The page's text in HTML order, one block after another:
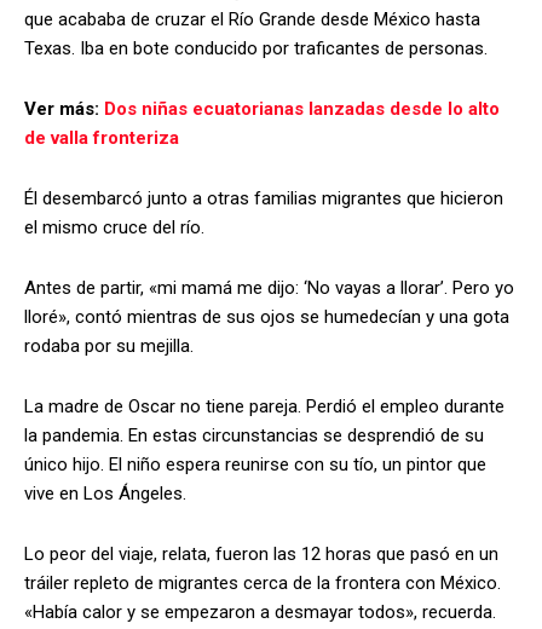
que acababa de cruzar el Río Grande desde México hasta
Texas. Iba en bote conducido por traficantes de personas.
Ver más: Dos niñas ecuatorianas lanzadas desde lo alto
de valla fronteriza
Él desembarcó junto a otras familias migrantes que hicieron
el mismo cruce del río.
Antes de partir, «mi mamá me dijo: ‘No vayas a llorar’. Pero yo
lloré», contó mientras de sus ojos se humedecían y una gota
rodaba por su mejilla.
La madre de Oscar no tiene pareja. Perdió el empleo durante
la pandemia. En estas circunstancias se desprendió de su
único hijo. El niño espera reunirse con su tío, un pintor que
vive en Los Ángeles.
Lo peor del viaje, relata, fueron las 12 horas que pasó en un
tráiler repleto de migrantes cerca de la frontera con México.
«Había calor y se empezaron a desmayar todos», recuerda.